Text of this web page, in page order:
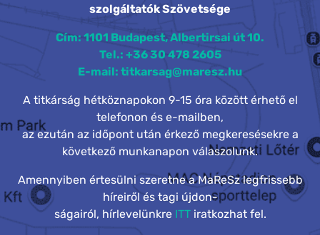
szolgáltatók Szövetsége
Cím: 1101 Budapest, Albertirsai út 10.
Tel.: +36 30 478 2605
E-mail: titkarsag@maresz.hu
A titkárság hétköznapokon 9-15 óra között érhető el
telefonon és e-mailben,
az ezután az időpont után érkező megkeresésekre a
következő munkanapon válaszolunk.
Amennyiben értesülni szeretne a MaReSz legfrissebb
híreiről és tagi újdon-
ságairól, hírlevelünkre ITTiratkozhat fel.